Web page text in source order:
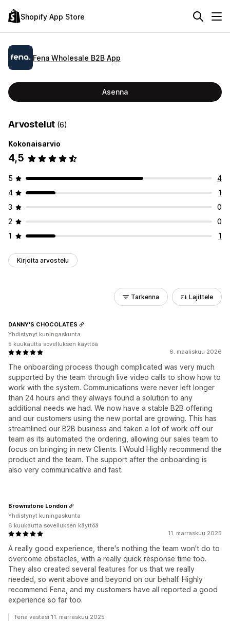
Shopify App Store
Fena Wholesale B2B App
Asenna
Arvostelut (6)
Kokonaisarvio
4,5
5
4
4
1
3
0
2
0
1
1
Kirjoita arvostelu
Tarkenna Lajittele
6. maaliskuu 2026
The onboarding process though complicated was very much
supported by the team through live video calls to show how to
work with the system. Communications were never left longer
than 24 hours and they always found a solution to any
additional needs we had. We now have a stable B2B offering
and our customers using the new portal are growing. This has
streamlined our B2B business and taken a lot of work off our
team as its automated the ordering, allowing our sales team to
focus on bringing in new Clients. I Would Highly recommend the
product and the team. The support after the onboarding is
also very communicative and fast.
DANNY'S CHOCOLATES
Yhdistynyt kuningaskunta
5 kuukautta sovelluksen käyttöä
11. marraskuu 2025
A really good experience, there's nothing the team won't do to
overcome obstacles, with a really quick response time too.
They also created several features for us that we really
needed, so went above and beyond on our behalf. Highly
recommend Fena, and my customers have all reported a good
experience so far too.
Brownstone London
Yhdistynyt kuningaskunta
6 kuukautta sovelluksen käyttöä
fena vastasi 11. marraskuu 2025